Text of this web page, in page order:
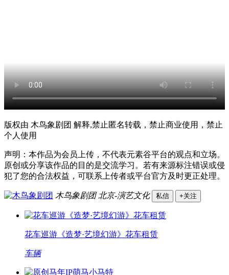
版权由 木鸟象剧团 解释,禁止匿名转载，禁止商业使用，禁止
个人使用
声明：本作品为会员上传，不代表元素谷平台的观点和立场。
原创或分享该作品的目的是交流学习。若有来源标注错误或侵
犯了您的合法权益，可联系上传者或平台官方及时更正处理。
木鸟象剧团 北京-演艺文化 私信 +关注
花车巡游《造梦·艺境幻游》花车租赁
车辆